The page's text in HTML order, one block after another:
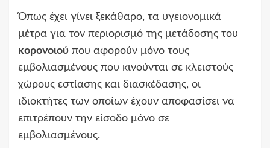
Όπως έχει γίνει ξεκάθαρο, τα υγειονομικά
μέτρα για τον περιορισμό της μετάδοσης του
κορονοιού που αφορούν μόνο τους
εμβολιασμένους που κινούνται σε κλειστούς
χώρους εστίασης και διασκέδασης, οι
ιδιοκτήτες των οποίων έχουν αποφασίσει να
επιτρέπουν την είσοδο μόνο σε
εμβολιασμένους.